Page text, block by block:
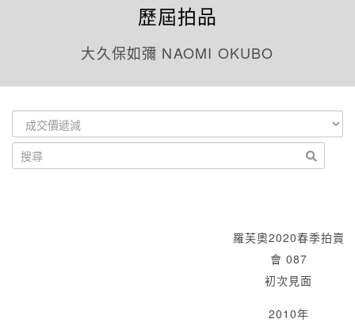
歷屆拍品
大久保如彌 NAOMI OKUBO
羅芙奧2020春季拍賣
會 087
初次見面
2010年